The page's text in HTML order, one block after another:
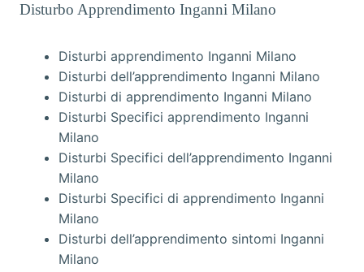
Disturbo Apprendimento Inganni Milano
Disturbi apprendimento Inganni Milano
Disturbi dell’apprendimento Inganni Milano
Disturbi di apprendimento Inganni Milano
Disturbi Specifici apprendimento Inganni
Milano
Disturbi Specifici dell’apprendimento Inganni
Milano
Disturbi Specifici di apprendimento Inganni
Milano
Disturbi dell’apprendimento sintomi Inganni
Milano